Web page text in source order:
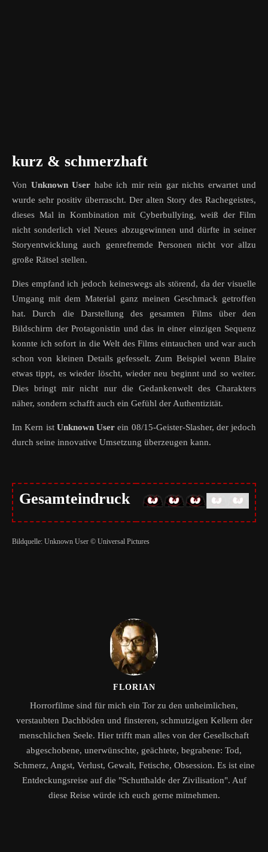
kurz & schmerzhaft
Von Unknown User habe ich mir rein gar nichts erwartet und
wurde sehr positiv überrascht. Der alten Story des Rachegeistes,
dieses Mal in Kombination mit Cyberbullying, weiß der Film
nicht sonderlich viel Neues abzugewinnen und dürfte in seiner
Storyentwicklung auch genrefremde Personen nicht vor allzu
große Rätsel stellen.
Dies empfand ich jedoch keineswegs als störend, da der visuelle
Umgang mit dem Material ganz meinen Geschmack getroffen
hat. Durch die Darstellung des gesamten Films über den
Bildschirm der Protagonistin und das in einer einzigen Sequenz
konnte ich sofort in die Welt des Films eintauchen und war auch
schon von kleinen Details gefesselt. Zum Beispiel wenn Blaire
etwas tippt, es wieder löscht, wieder neu beginnt und so weiter.
Dies bringt mir nicht nur die Gedankenwelt des Charakters
näher, sondern schafft auch ein Gefühl der Authentizität.
Im Kern ist Unknown User ein 08/15-Geister-Slasher, der jedoch
durch seine innovative Umsetzung überzeugen kann.
Gesamteindruck
Bildquelle: Unknown User © Universal Pictures
FLORIAN
Horrorfilme sind für mich ein Tor zu den unheimlichen,
verstaubten Dachböden und finsteren, schmutzigen Kellern der
menschlichen Seele. Hier trifft man alles von der Gesellschaft
abgeschobene, unerwünschte, geächtete, begrabene: Tod,
Schmerz, Angst, Verlust, Gewalt, Fetische, Obsession. Es ist eine
Entdeckungsreise auf die "Schutthalde der Zivilisation". Auf
diese Reise würde ich euch gerne mitnehmen.